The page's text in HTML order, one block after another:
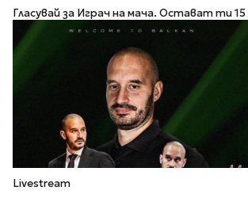
Гласувай за Играч на мача. Остават ти
Livestream